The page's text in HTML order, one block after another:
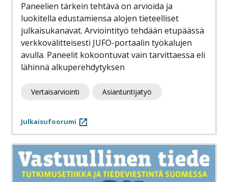
Paneelien tärkein tehtävä on arvioida ja
luokitella edustamiensa alojen tieteelliset
julkaisukanavat. Arviointityö tehdään etupäässä
verkkovälitteisesti JUFO-portaalin työkalujen
avulla. Paneelit kokoontuvat vain tarvittaessa eli
lähinnä alkuperehdytyksen
Vertaisarviointi Asiantuntijatyö
Julkaisufoorumi